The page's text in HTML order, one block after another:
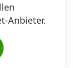
Anbieter.